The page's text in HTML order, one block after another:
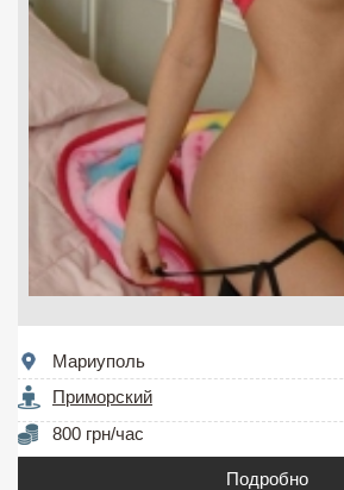
Мариуполь
Приморский
800 грн/час
Подробно